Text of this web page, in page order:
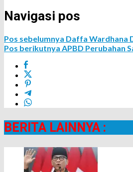
Navigasi pos
Pos sebelumnya Daffa Wardhana
Pos berikutnya APBD Perubahan
BERITA LAINNYA :